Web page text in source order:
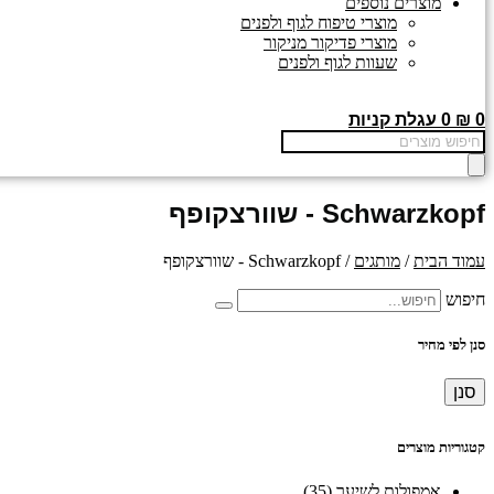
מוצרי טיפוח לגוף ולפנים
מוצרי פדיקור מניקור
שעוות לגוף ולפנים
₪ 0
0 עגלת קניות
Products
search
Schwarzkopf - שוורצקופף
עמוד הבית/ מותגים / Schwarzkopf - שוורצקופף
חיפוש
סנן לפי מחיר
סנן
קטגוריות מוצרים